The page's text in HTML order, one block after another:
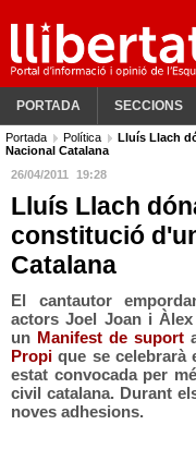
PORTADA SECCIONS
Portada Política
Lluís Llach
Nacional Catalana
26/04/2011
19:28
Lluís Llach
constitució
Catalana
El
cantautor
actors Joel Joan i
un Manifest de suport
Propique se celebrarà
estat convocada per
civil catalana. Durant
noves adhesions.